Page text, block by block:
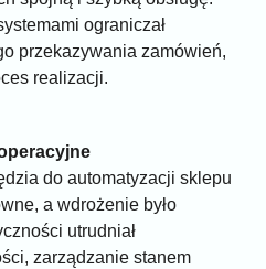
ograniczał
przekazywania zamówień,
realizacji.
do automatyzacji sklepu
a wdrożenie było
utrudniał
zarządzanie stanem